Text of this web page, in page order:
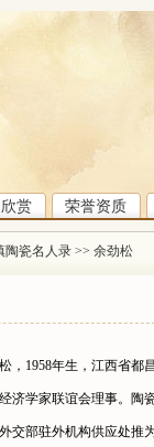
赏 荣誉资质
陶瓷名人录 >> 余劲松
，1958年生，江西省都
济学家联谊会理事。陶
交部驻外机构供应处推